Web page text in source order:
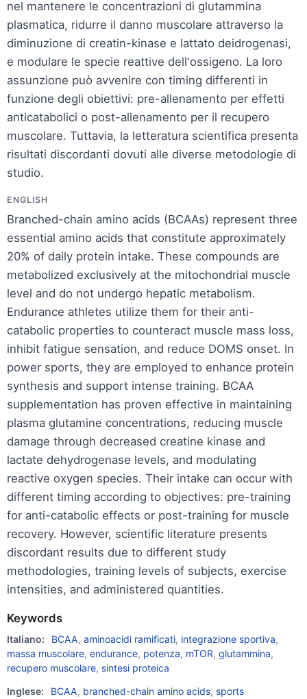
nel mantenere le concentrazioni di glutammina
plasmatica, ridurre il danno muscolare attraverso la
diminuzione di creatin-kinase e lattato deidrogenasi,
e modulare le specie reattive dell'ossigeno. La loro
assunzione può avvenire con timing differenti in
funzione degli obiettivi: pre-allenamento per effetti
anticatabolici o post-allenamento per il recupero
muscolare. Tuttavia, la letteratura scientifica presenta
risultati discordanti dovuti alle diverse metodologie di
studio.
ENGLISH
Branched-chain amino acids (BCAAs) represent three
essential amino acids that constitute approximately
20% of daily protein intake. These compounds are
metabolized exclusively at the mitochondrial muscle
level and do not undergo hepatic metabolism.
Endurance athletes utilize them for their anti-
catabolic properties to counteract muscle mass loss,
inhibit fatigue sensation, and reduce DOMS onset. In
power sports, they are employed to enhance protein
synthesis and support intense training. BCAA
supplementation has proven effective in maintaining
plasma glutamine concentrations, reducing muscle
damage through decreased creatine kinase and
lactate dehydrogenase levels, and modulating
reactive oxygen species. Their intake can occur with
different timing according to objectives: pre-training
for anti-catabolic effects or post-training for muscle
recovery. However, scientific literature presents
discordant results due to different study
methodologies, training levels of subjects, exercise
intensities, and administered quantities.
Keywords
Italiano: BCAA, aminoacidi ramificati, integrazione sportiva,
massa muscolare, endurance, potenza, mTOR, glutammina,
recupero muscolare, sintesi proteica
Inglese: BCAA, branched-chain amino acids, sports